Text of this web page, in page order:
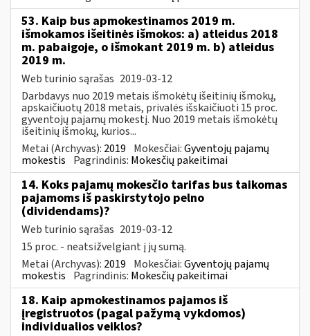
53. Kaip bus apmokestinamos 2019 m.
išmokamos išeitinės išmokos: a) atleidus 2018
m. pabaigoje, o išmokant 2019 m. b) atleidus
2019 m.
Web turinio sąrašas 2019-03-12
Darbdavys nuo 2019 metais išmokėtų išeitinių išmokų,
apskaičiuotų 2018 metais, privalės išskaičiuoti 15 proc.
gyventojų pajamų mokestį. Nuo 2019 metais išmokėtų
išeitinių išmokų, kurios...
Metai (Archyvas): 2019 Mokesčiai:Gyventojų pajamų
mokestis Pagrindinis: Mokesčių pakeitimai
14. Koks pajamų mokesčio tarifas bus taikomas
pajamoms iš paskirstytojo pelno
(dividendams)?
Web turinio sąrašas 2019-03-12
15 proc. - neatsižvelgiant į jų sumą.
Metai (Archyvas): 2019 Mokesčiai:Gyventojų pajamų
mokestis Pagrindinis: Mokesčių pakeitimai
18. Kaip apmokestinamos pajamos iš
įregistruotos (pagal pažymą vykdomos)
individualios veiklos?